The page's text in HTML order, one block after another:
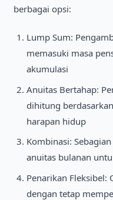
berbagai opsi:
Lump Sum:
memasuki masa
akumulasi
Anuitas Bertahap:
dihitung
harapan hidup
Kombinasi:
anuitas bulanan
Penarikan Fleksibel:
dengan tetap